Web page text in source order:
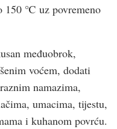
150 ℃ uz povremeno
međuobrok,
voćem, dodati
namazima,
umacima, tijestu,
i kuhanom povrću.